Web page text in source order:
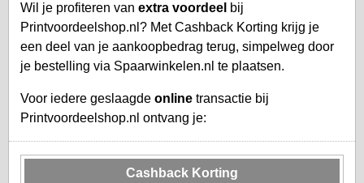
Wil je profiteren van extra voordeel bij
Printvoordeelshop.nl? Met Cashback Korting krijg je
een deel van je aankoopbedrag terug, simpelweg door
je bestelling via Spaarwinkelen.nl te plaatsen.
Voor iedere geslaagde online transactie bij
Printvoordeelshop.nl ontvang je:
Cashback Korting